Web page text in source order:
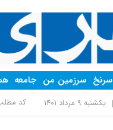
سرنخ سرزمین من جامعه
یکشنبه 9 مرداد 1401 کد مطلب :